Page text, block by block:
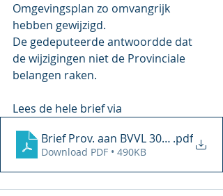
Omgevingsplan zo omvangrijk
hebben gewijzigd.
De gedeputeerde antwoordde dat
de wijzigingen niet de Provinciale
belangen raken.
Lees de hele brief via
Brief Prov. aan BVVL 30 juni 2025
.pdf
Download PDF • 490KB